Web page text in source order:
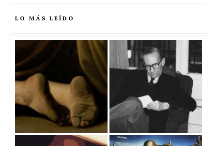
LO MÁS LEÍDO